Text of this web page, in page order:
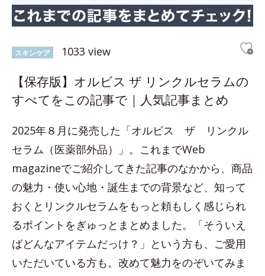
スキンケア 1033 view
【保存版】オルビス ザ リンクルセラムの
すべてをこの記事で｜人気記事まとめ
2025年８月に発売した「オルビス ザ リンクル
セラム（医薬部外品）」。これまでWeb
magazineでご紹介してきた記事のなかから、商品
の魅力・使い心地・誕生までの背景など、知って
おくとリンクルセラムをもっと頼もしく感じられ
るポイントをぎゅっとまとめました。「そういえ
ばどんなアイテムだっけ？」という方も、ご愛用
いただいている方も。改めて魅力をのぞいてみま